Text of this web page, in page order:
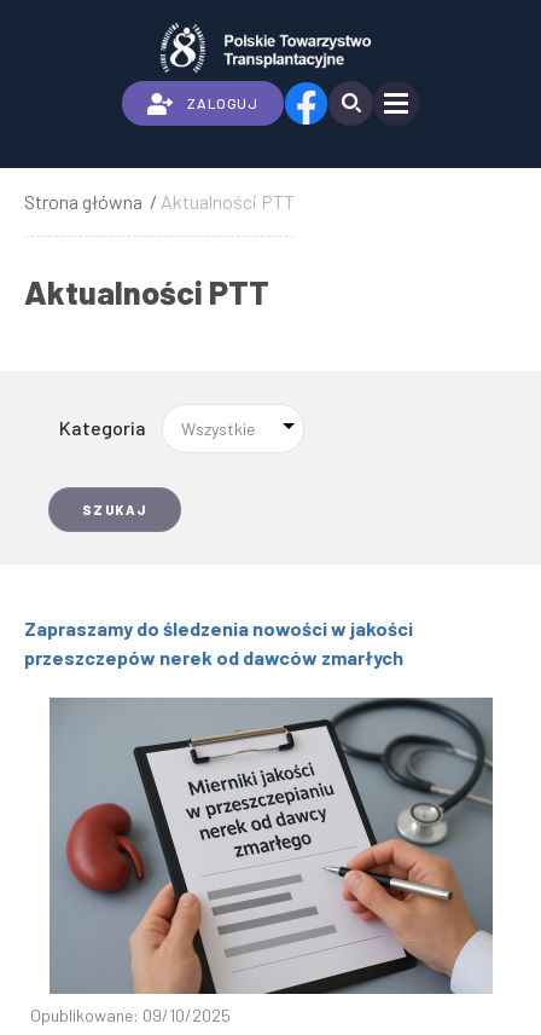
ZALOGUJ
Ścieżka
nawigacyjna
Strona główna Aktualności PTT
Aktualności PTT
Kategoria
Zapraszamy do śledzenia nowości w jakości
przeszczepów nerek od dawców zmarłych
Opublikowane: 09/10/2025